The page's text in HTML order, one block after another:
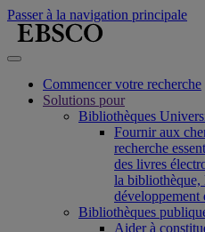
Passer à la navigation principale
Commencer votre recherche
Solutions pour
Bibliothèques
Fournir aux
recherche
des livres
la bibliothèque,
développement
Bibliothèques
Aider à